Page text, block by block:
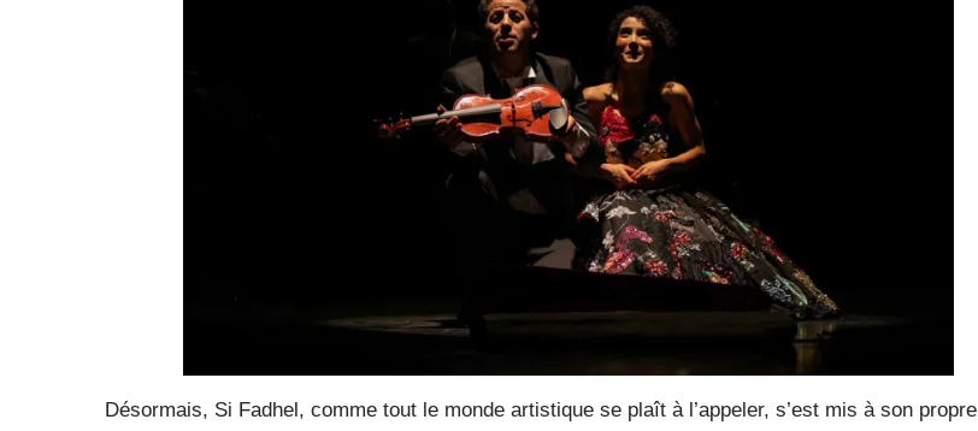
Désormais, Si Fadhel, comme tout le monde artistique se plaît à l’appeler, s’est mis à son propre